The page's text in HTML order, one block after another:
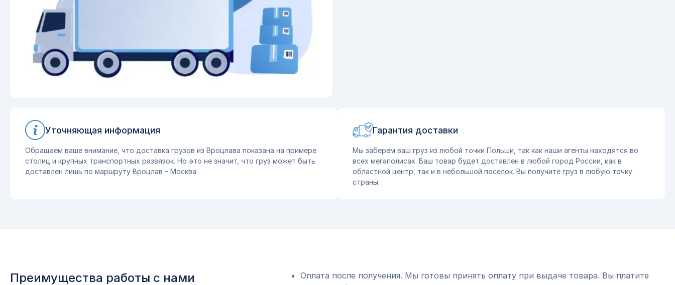
Уточняющая информация
Обращаем ваше внимание, что доставка грузов из Вроцлава показана на примере
столиц и крупных транспортных развязок. Но это не значит, что груз может быть
доставлен лишь по маршруту Вроцлав – Москва.
Гарантия доставки
Мы заберем ваш груз из любой точки Польши, так как наши агенты находятся во
всех мегаполисах. Ваш товар будет доставлен в любой город России, как в
областной центр, так и в небольшой поселок. Вы получите груз в любую точку
страны.
Преимущества работы с нами
Оплата после получения. Мы готовы принять оплату при выдаче товара. Вы платите